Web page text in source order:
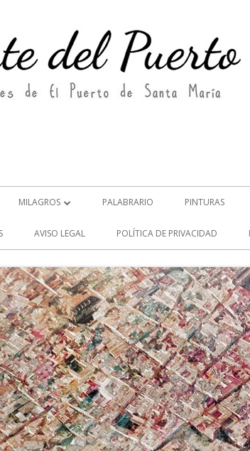
MILAGROS
MILAGROS (2)
PALABRARIO PINTURAS
AVISO LEGAL POLÍTICA DE PRIVACIDAD